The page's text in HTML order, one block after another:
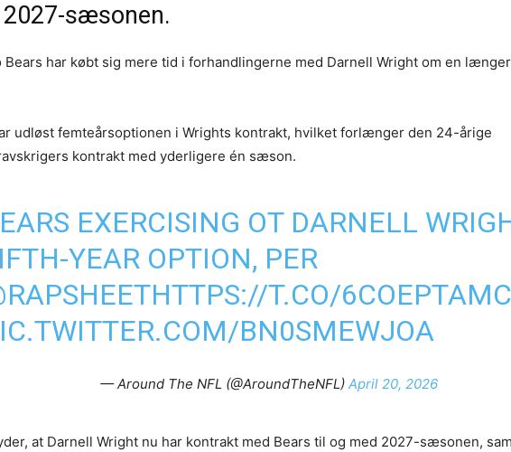
sæsonen.
Bears har købt sig mere tid i forhandlingerne med Darnell Wright om en
udløst femteårsoptionen i Wrights kontrakt, hvilket forlænger den 24-årige
kontrakt med yderligere én sæson.
EXERCISING OT DARNELL
YEAR OPTION, PER
HTTPS://T.CO/
BN0SMEWJOA
— Around The NFL (@AroundTheNFL) April 20, 2026
at Darnell Wright nu har kontrakt med Bears til og med 2027-sæsonen,